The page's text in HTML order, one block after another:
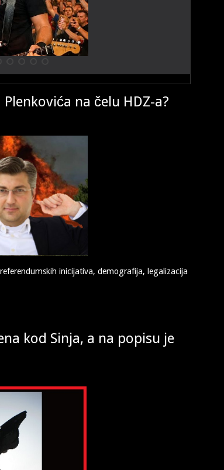
Marka Perkovića Thompsona, kako ovaj
posjetila sam u zatvoru. Našega branitelja Mirka
i logoraša Ivana Gabelice. Vozio je Stjepan Horvat
spašen, a uz nas je bila i supruga Ružica te moj suprug
na čelu HDZ-a?
inicijativa, demografija, legalizacija
kod Sinja, a na popisu je